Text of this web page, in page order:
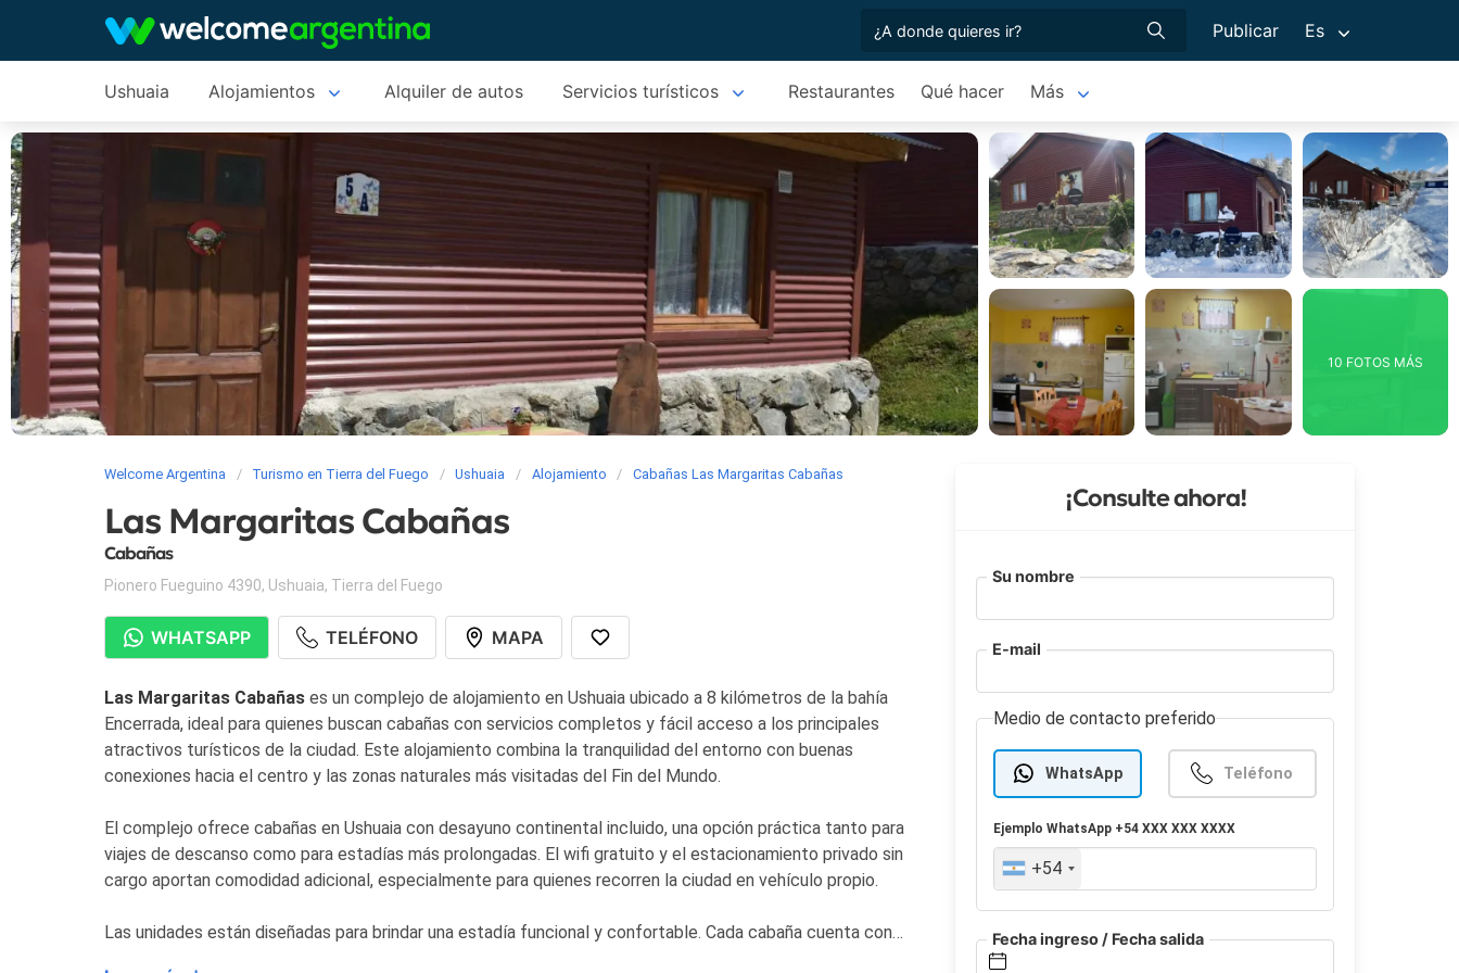
Publicar Es
Ushuaia Alojamientos Alquiler de autos Servicios turísticos Restaurantes Qué hacer Más
10 FOTOS MÁS
Welcome Argentina Turismo en Tierra del Fuego Ushuaia Alojamiento Cabañas Las Margaritas Cabañas
Las Margaritas Cabañas
Cabañas
Pionero Fueguino 4390, Ushuaia, Tierra del Fuego
WHATSAPP TELÉFONO MAPA
Las Margaritas Cabañas es un complejo de alojamiento en Ushuaia ubicado a 8 kilómetros de la bahía
Encerrada, ideal para quienes buscan cabañas con servicios completos y fácil acceso a los principales
atractivos turísticos de la ciudad. Este alojamiento combina la tranquilidad del entorno con buenas
conexiones hacia el centro y las zonas naturales más visitadas del Fin del Mundo.
El complejo ofrece cabañas en Ushuaia con desayuno continental incluido, una opción práctica tanto para
viajes de descanso como para estadías más prolongadas. El wifi gratuito y el estacionamiento privado sin
cargo aportan comodidad adicional, especialmente para quienes recorren la ciudad en vehículo propio.
Las unidades están diseñadas para brindar una estadía funcional y confortable. Cada cabaña cuenta con
¡Consulte ahora!
Su nombre
E-mail
Medio de contacto preferido
WhatsApp Teléfono
EjemploWhatsApp +54 XXX XXX XXXX
+54
Fecha ingreso / Fecha salida